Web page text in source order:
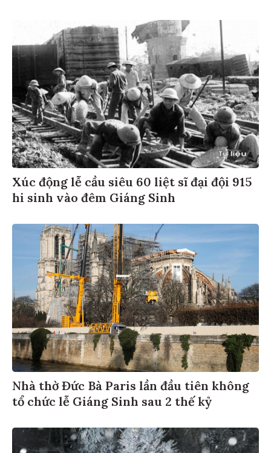
Xúc động lễ cầu siêu 60 liệt sĩ đại đội 915
hi sinh vào đêm Giáng Sinh
Nhà thờ Đức Bà Paris lần đầu tiên không
tổ chức lễ Giáng Sinh sau 2 thế kỷ